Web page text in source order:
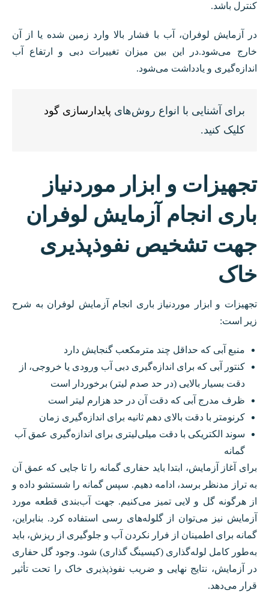
کنترل باشد.
در آزمایش لوفران، آب با فشار بالا وارد زمین شده یا از آن
خارج می‌شود.در این بین میزان تغییرات دبی و ارتفاع آب
اندازه‌گیری و یادداشت می‌شود.
برای آشنایی با انواع روش‌های پایدارسازی گود
کلیک کنید.
تجهیزات و ابزار موردنیاز
باری انجام آزمایش لوفران
جهت تشخیص نفوذپذیری
خاک
تجهیزات و ابزار موردنیاز باری انجام آزمایش لوفران به شرح
زیر است:
منبع آبی که حداقل چند مترمکعب گنجایش دارد
کنتور آبی که برای اندازه‌گیری دبی آب ورودی یا خروجی، از
دقت بسیار بالایی (در حد صدم لیتر) برخوردار است
ظرف مدرج آبی که دقت آن در حد هزارم لیتر است
کرنومتر با دقت بالای دهم ثانیه برای اندازه‌گیری زمان
سوند الکتریکی با دقت میلی‌لیتری برای اندازه‌گیری عمق آب
گمانه
برای آغاز آزمایش، ابتدا باید حفاری گمانه را تا جایی که عمق آن
به تراز مدنظر برسد، ادامه دهیم. سپس گمانه را شستشو داده و
از هرگونه گل و لایی تمیز می‌کنیم. جهت آب‌بندی قطعه مورد
آزمایش نیز می‌توان از گلوله‌های رسی استفاده کرد. بنابراین،
گمانه برای اطمینان از فرار نکردن آب و جلوگیری از ریزش، باید
به‌طور کامل لوله‌گذاری (کیسینگ گذاری) شود. وجود گل حفاری
در آزمایش، نتایج نهایی و ضریب نفوذپذیری خاک را تحت تأثیر
قرار می‌دهد.